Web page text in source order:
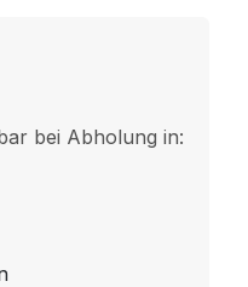
bei Abholung in: